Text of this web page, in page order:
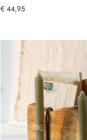
€ 44,95